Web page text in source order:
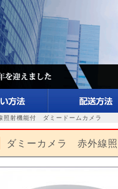
射機能付 ダミードームカメラ
ダミーカメラ 赤外線